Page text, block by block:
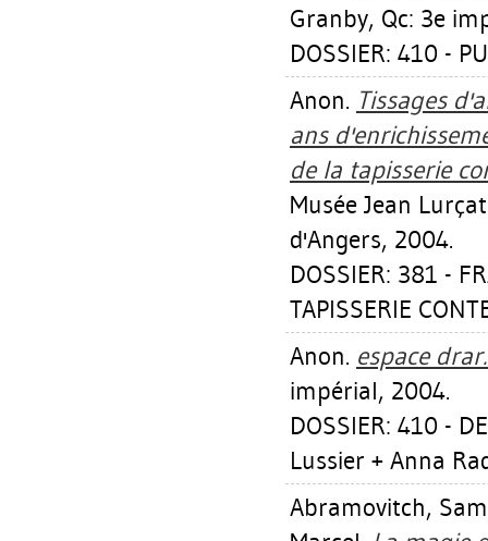
Granby, Qc: 3e
DOSSIER: 410 -
Anon. Tissages
ans
de la tapisserie
Musée Jean
d'Angers, 2004.
DOSSIER: 381 -
TAPISSERIE
Anon. espace
impérial, 2004.
DOSSIER: 410 -
Lussier + Anna
Abramovitch, Sam